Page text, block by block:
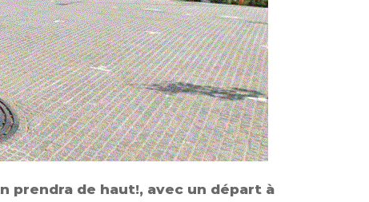
prendra de haut!, avec un départ à